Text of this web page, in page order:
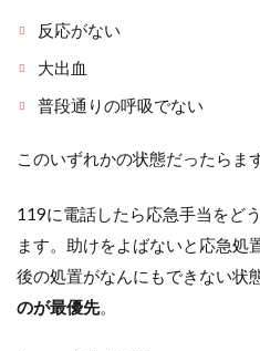
反応がない
大出血
普段通りの呼吸でない
このいずれかの状態だったらま
119に電話したら応急手当をど
ます。助けをよばないと応急処
後の処置がなんにもできない状
のが最優先。